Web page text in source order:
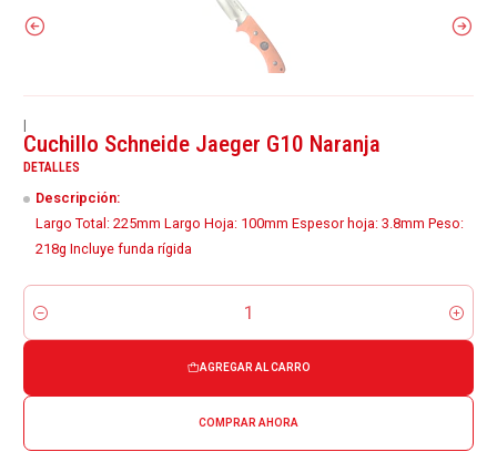
|
Cuchillo Schneide Jaeger G10 Naranja
DETALLES
Descripción:
Largo Total: 225mm Largo Hoja: 100mm Espesor hoja: 3.8mm Peso:
218g Incluye funda rígida
Cantidad
AGREGAR AL CARRO
COMPRAR AHORA